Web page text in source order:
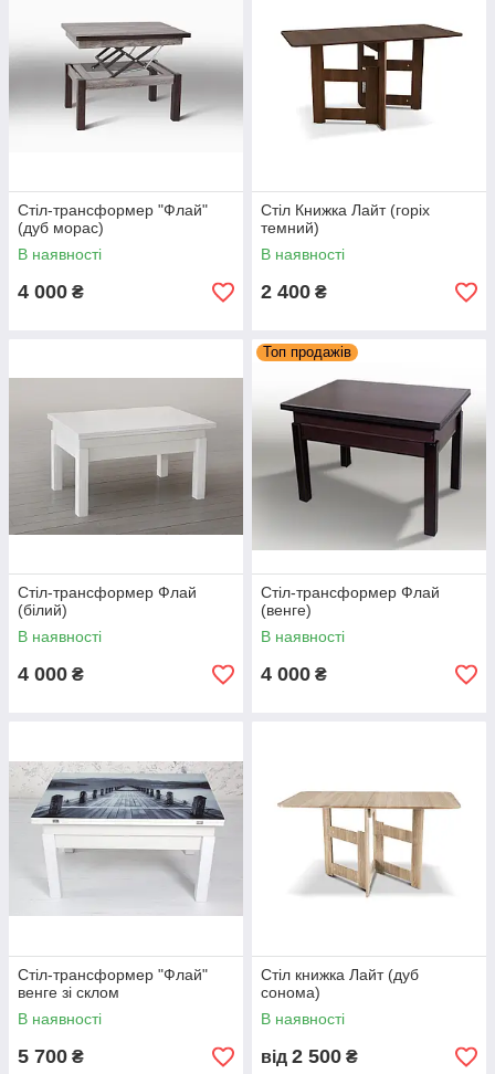
Стіл-трансформер "Флай"
(дуб морас)
В наявності
4 000 ₴
Стіл Книжка Лайт (горіх
темний)
В наявності
2 400 ₴
Стіл-трансформер Флай
(білий)
В наявності
4 000 ₴
Топ продажів
Стіл-трансформер Флай
(венге)
В наявності
4 000 ₴
Стіл-трансформер "Флай"
венге зі склом
В наявності
5 700 ₴
Стіл книжка Лайт (дуб
сонома)
В наявності
від 2 500 ₴